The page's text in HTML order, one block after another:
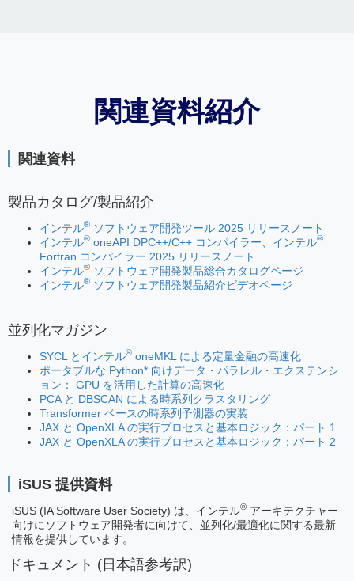
関連資料紹介
関連資料
製品カタログ/製品紹介
インテル® ソフトウェア開発ツール 2025 リリースノート
インテル® oneAPI DPC++/C++ コンパイラー、インテル®
Fortran コンパイラー 2025 リリースノート
インテル® ソフトウェア開発製品総合カタログページ
インテル® ソフトウェア開発製品紹介ビデオページ
並列化マガジン
SYCL とインテル® oneMKL による定量金融の高速化
ポータブルな Python* 向けデータ・パラレル・エクステンシ
ョン： GPU を活用した計算の高速化
PCA と DBSCAN による時系列クラスタリング
Transformer ベースの時系列予測器の実装
JAX と OpenXLA の実行プロセスと基本ロジック：パート 1
JAX と OpenXLA の実行プロセスと基本ロジック：パート 2
iSUS 提供資料
iSUS (IA Software User Society) は、インテル® アーキテクチャー
向けにソフトウェア開発者に向けて、並列化/最適化に関する最新
情報を提供しています。
ドキュメント (日本語参考訳)